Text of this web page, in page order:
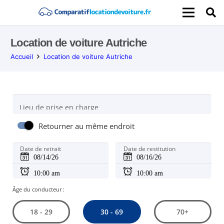
Location de voiture Autriche
Accueil Location de voiture Autriche
Lieu de prise en charge
Retourner au même endroit
Date de retrait Date de restitution
Âge du conducteur :
18 - 29 30 - 69 70+